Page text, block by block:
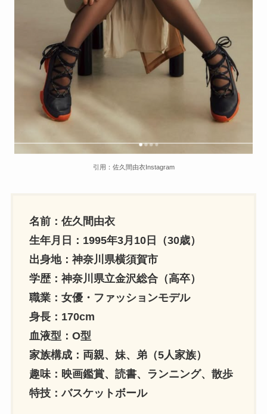
引用：佐久間由衣Instagram
名前：佐久間由衣
生年月日：1995年3月10日（30歳）
出身地：神奈川県横須賀市
学歴：神奈川県立金沢総合（高卒）
職業：女優・ファッションモデル
身長：170cm
血液型：O型
家族構成：両親、妹、弟（5人家族）
趣味：映画鑑賞、読書、ランニング、散歩
特技：バスケットボール